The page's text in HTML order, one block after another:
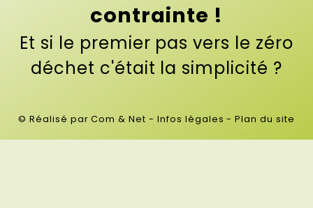
contrainte !
Et si le premier pas vers le zéro
déchet c'était la simplicité ?
© Réalisé par Com & Net -Infos légales -Plan du site